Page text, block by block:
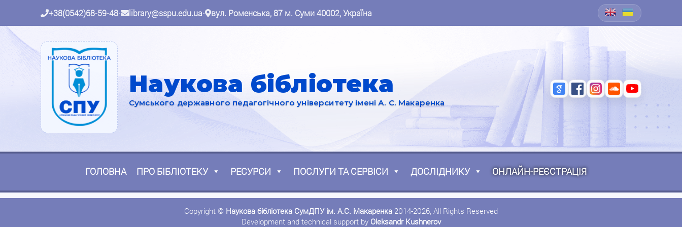
+38(0542)68-59-48• library@sspu.edu.ua• вул. Роменська, 87 м. Суми 40002, Україна
Наукова бібліотека
Сумського державного педагогічного університету імені А. С. Макаренка
ГОЛОВНА ПРО БІБЛІОТЕКУ РЕСУРСИ ПОСЛУГИ ТА СЕРВІСИ ДОСЛІДНИКУ ОНЛАЙН-РЕЄСТРАЦІЯ
Copyright © Наукова бібліотека СумДПУ ім. А.С. Макаренка 2014-2026, All Rights Reserved
Development and technical support by Oleksandr Kushnerov